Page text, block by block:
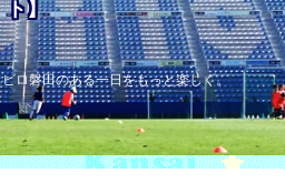
ト】
ロ磐田のある一日をもっと楽しく。